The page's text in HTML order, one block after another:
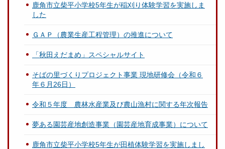
鹿角市立柴平小学校5年生が稲刈り体験学習を実施しま
した
ＧＡＰ（農業生産工程管理）の推進について
「秋田えだまめ」スペシャルサイト
そばの里づくりプロジェクト事業 現地研修会（令和６
年６月26日）
令和５年度 農林水産業及び農山漁村に関する年次報告
夢ある園芸産地創造事業（園芸産地育成事業）について
鹿角市立柴平小学校5年生が田植体験学習を実施しまし